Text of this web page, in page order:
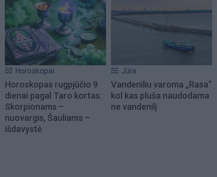
Horoskopai
Horoskopas rugpjūčio 9
dienai pagal Taro kortas:
Skorpionams –
nuovargis, Šauliams –
išdavystė
Jūra
Vandeniliu varoma „Rasa“
kol kas pluša naudodama
ne vandenilį